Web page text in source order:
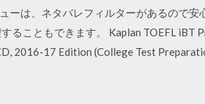
ーは、ネタバレフィルターがあるので
ることもできます。 Kaplan TOEFL
2016-17 Edition (College Test